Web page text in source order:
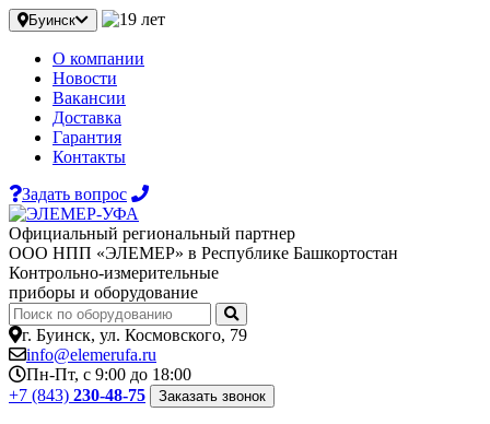
Буинск
О компании
Новости
Вакансии
Доставка
Гарантия
Контакты
Задать вопрос
Официальный региональный партнер
ООО НПП «ЭЛЕМЕР» в Республике Башкортостан
Контрольно-измерительные
приборы и оборудование
г. Буинск, ул. Космовского, 79
info@elemerufa.ru
Пн-Пт, с 9:00 до 18:00
+7 (843) 230-48-75 Заказать звонок